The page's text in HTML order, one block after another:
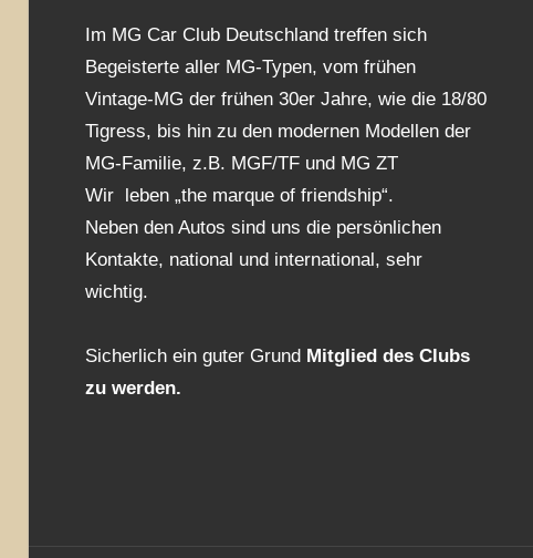
Im MG Car Club Deutschland treffen sich
Begeisterte aller MG-Typen, vom frühen
Vintage-MG der frühen 30er Jahre, wie die 18/80
Tigress, bis hin zu den modernen Modellen der
MG-Familie, z.B. MGF/TF und MG ZT
Wir leben „the marque of friendship“.
Neben den Autos sind uns die persönlichen
Kontakte, national und international, sehr
wichtig.
Sicherlich ein guter Grund Mitglied des Clubs
zu werden.